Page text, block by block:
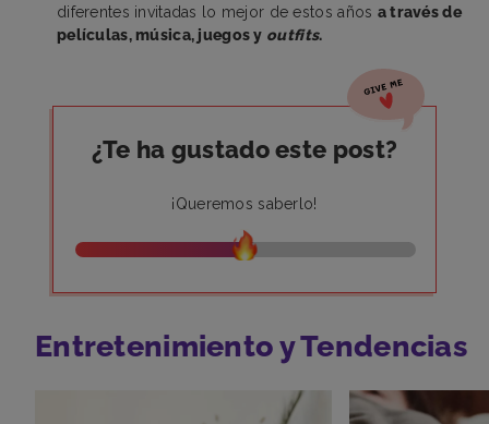
diferentes invitadas lo mejor de estos años a través de
películas, música, juegos y outfits.
¿Te ha gustado este post?
¡Queremos saberlo!
Entretenimiento y Tendencias